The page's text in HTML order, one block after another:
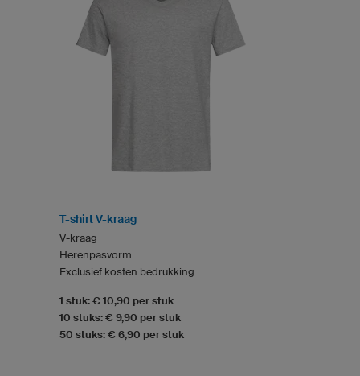
T-shirt V-kraag
V-kraag
Herenpasvorm
Exclusief kosten bedrukking
1 stuk: € 10,90 per stuk
10 stuks: € 9,90 per stuk
50 stuks: € 6,90 per stuk